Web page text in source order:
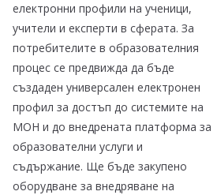
електронни профили на ученици,
учители и експерти в сферата. За
потребителите в образователния
процес се предвижда да бъде
създаден универсален електронен
профил за достъп до системите на
МОН и до внедрената платформа за
образователни услуги и
съдържание. Ще бъде закупено
оборудване за внедряване на